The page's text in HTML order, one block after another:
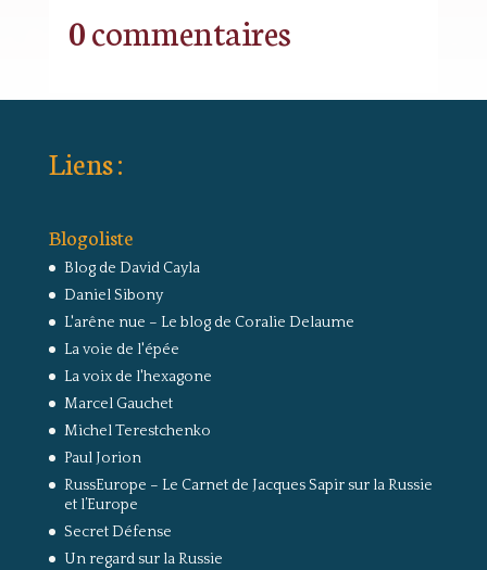
0 commentaires
Liens :
Blogoliste
Blog de David Cayla
Daniel Sibony
L'arêne nue – Le blog de Coralie Delaume
La voie de l'épée
La voix de l'hexagone
Marcel Gauchet
Michel Terestchenko
Paul Jorion
RussEurope – Le Carnet de Jacques Sapir sur la Russie
et l’Europe
Secret Défense
Un regard sur la Russie